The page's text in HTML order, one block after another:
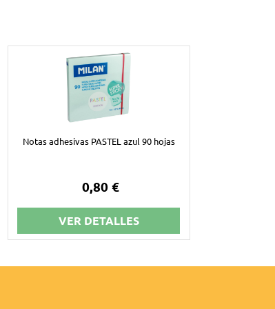
Notas adhesivas PASTEL azul 90 hojas
0,80 €
VER DETALLES